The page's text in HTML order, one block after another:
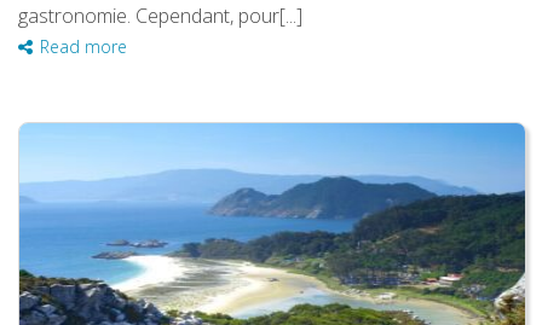
gastronomie. Cependant, pour[...]
Read more